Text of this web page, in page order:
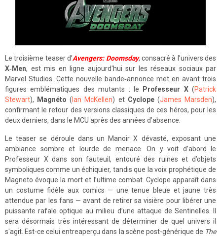
Le troisième teaser d’Avengers: Doomsday, consacré à l’univers des
X‑Men, est mis en ligne aujourd'hui sur les réseaux sociaux par
Marvel Studios. Cette nouvelle bande‑annonce met en avant trois
figures emblématiques des mutants : le
Professeur X(Patrick
Stewart), Magnéto ( Ian McKellen) et Cyclope(James Marsden),
confirmant le retour des versions classiques de ces héros, pour les
deux derniers, dans le MCU après des années d’absence.
Le teaser se déroule dans un Manoir X dévasté, exposant une
ambiance sombre et lourde de menace. On y voit d’abord le
Professeur X dans son fauteuil, entouré des ruines et d’objets
symboliques comme un échiquier, tandis que la voix prophétique de
Magneto évoque la mort et l’ultime combat. Cyclope apparaît dans
un costume fidèle aux comics — une tenue bleue et jaune très
attendue par les fans — avant de retirer sa visière pour libérer une
puissante rafale optique au milieu d’une attaque de Sentinelles. Il
sera désormais très intéressant de déterminer de quel univers il
s'agit. Est-ce celui entreaperçu dans la scène post-générique de The